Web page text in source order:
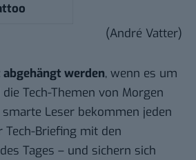
(André Vatter)
werden, wenn es um
die Tech-Themen von Morgen
Leser bekommen jeden
Tech-Briefing mit den
Tages – und sichern sich